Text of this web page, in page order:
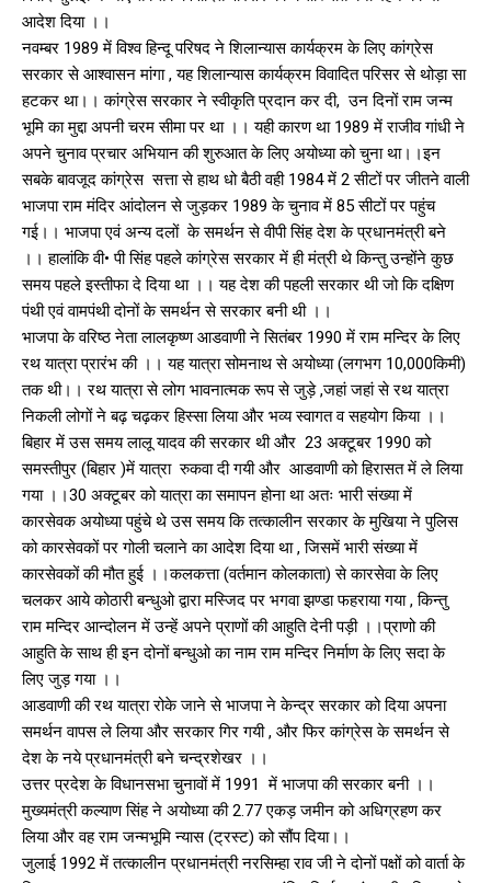
आदेश दिया ।।
नवम्बर 1989 में विश्व हिन्दू परिषद ने शिलान्यास कार्यक्रम के लिए कांग्रेस
सरकार से आश्वासन मांगा , यह शिलान्यास कार्यक्रम विवादित परिसर से थोड़ा सा
हटकर था।। कांग्रेस सरकार ने स्वीकृति प्रदान कर दी, उन दिनों राम जन्म
भूमि का मुद्दा अपनी चरम सीमा पर था ।। यही कारण था 1989 में राजीव गांधी ने
अपने चुनाव प्रचार अभियान की शुरुआत के लिए अयोध्या को चुना था।।इन
सबके बावजूद कांग्रेस सत्ता से हाथ धो बैठी वही 1984 में 2 सीटों पर जीतने वाली
भाजपा राम मंदिर आंदोलन से जुड़कर 1989 के चुनाव में 85 सीटों पर पहुंच
गई।। भाजपा एवं अन्य दलों के समर्थन से वीपी सिंह देश के प्रधानमंत्री बने
।। हालांकि वी• पी सिंह पहले कांग्रेस सरकार में ही मंत्री थे किन्तु उन्होंने कुछ
समय पहले इस्तीफा दे दिया था ।। यह देश की पहली सरकार थी जो कि दक्षिण
पंथी एवं वामपंथी दोनों के समर्थन से सरकार बनी थी ।।
भाजपा के वरिष्ठ नेता लालकृष्ण आडवाणी ने सितंबर 1990 में राम मन्दिर के लिए
रथ यात्रा प्रारंभ की ।। यह यात्रा सोमनाथ से अयोध्या (लगभग 10,000किमी)
तक थी।। रथ यात्रा से लोग भावनात्मक रूप से जुड़े ,जहां जहां से रथ यात्रा
निकली लोगों ने बढ़ चढ़कर हिस्सा लिया और भव्य स्वागत व सहयोग किया ।।
बिहार में उस समय लालू यादव की सरकार थी और 23 अक्टूबर 1990 को
समस्तीपुर (बिहार )में यात्रा रुकवा दी गयी और आडवाणी को हिरासत में ले लिया
गया ।।30 अक्टूबर को यात्रा का समापन होना था अतः भारी संख्या में
कारसेवक अयोध्या पहुंचे थे उस समय कि तत्कालीन सरकार के मुखिया ने पुलिस
को कारसेवकों पर गोली चलाने का आदेश दिया था , जिसमें भारी संख्या में
कारसेवकों की मौत हुई ।।कलकत्ता (वर्तमान कोलकाता) से कारसेवा के लिए
चलकर आये कोठारी बन्धुओ द्वारा मस्जिद पर भगवा झण्डा फहराया गया , किन्तु
राम मन्दिर आन्दोलन में उन्हें अपने प्राणों की आहुति देनी पड़ी ।।प्राणो की
आहुति के साथ ही इन दोनों बन्धुओ का नाम राम मन्दिर निर्माण के लिए सदा के
लिए जुड़ गया ।।
आडवाणी की रथ यात्रा रोके जाने से भाजपा ने केन्द्र सरकार को दिया अपना
समर्थन वापस ले लिया और सरकार गिर गयी , और फिर कांग्रेस के समर्थन से
देश के नये प्रधानमंत्री बने चन्द्रशेखर ।।
उत्तर प्रदेश के विधानसभा चुनावों में 1991 में भाजपा की सरकार बनी ।।
मुख्यमंत्री कल्याण सिंह ने अयोध्या की 2.77 एकड़ जमीन को अधिग्रहण कर
लिया और वह राम जन्मभूमि न्यास (ट्रस्ट) को सौंप दिया।।
जुलाई 1992 में तत्कालीन प्रधानमंत्री नरसिम्हा राव जी ने दोनों पक्षों को वार्ता के